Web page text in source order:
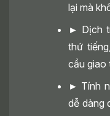
lại mà
► Dịch
thứ
cầu giao
► Tính
dễ dàng